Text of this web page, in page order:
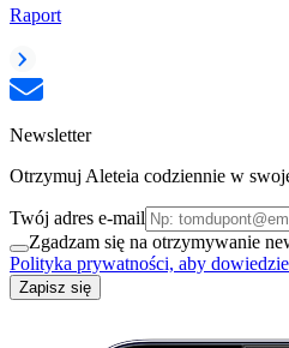
Raport
Newsletter
Otrzymuj Aleteia codziennie w
Twój adres e-mail
Zgadzam się na otrzymywanie
Polityka prywatności, aby
Zapisz się